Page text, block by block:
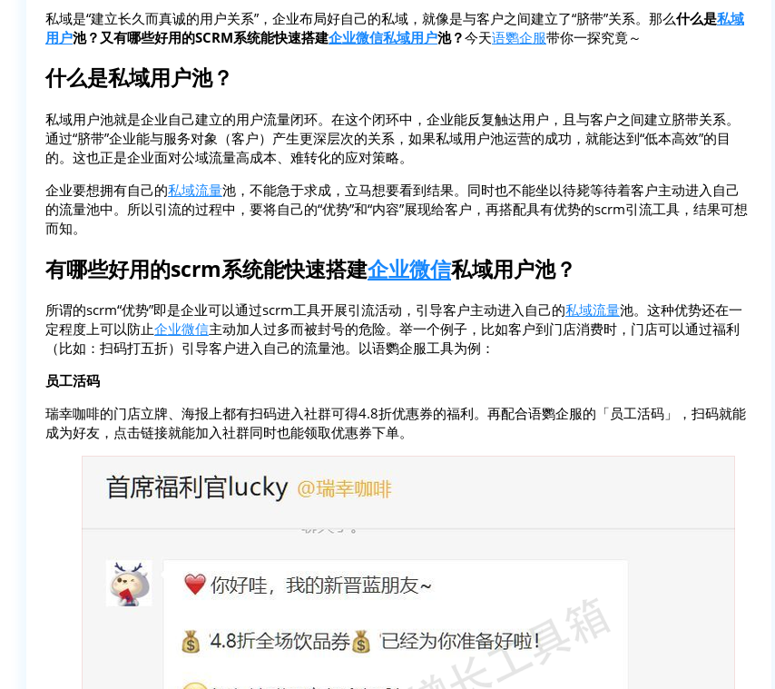
私域是“建立长久而真诚的用户关系”，企业布局好自己的私域，就像是与客户之间建立了“脐带”关系。那么什么是私域
用户池？又有哪些好用的SCRM系统能快速搭建企业微信私域用户池？今天语鹦企服带你一探究竟～
什么是私域用户池？
私域用户池就是企业自己建立的用户流量闭环。在这个闭环中，企业能反复触达用户，且与客户之间建立脐带关系。
通过“脐带”企业能与服务对象（客户）产生更深层次的关系，如果私域用户池运营的成功，就能达到“低本高效”的目
的。这也正是企业面对公域流量高成本、难转化的应对策略。
企业要想拥有自己的私域流量池，不能急于求成，立马想要看到结果。同时也不能坐以待毙等待着客户主动进入自己
的流量池中。所以引流的过程中，要将自己的“优势”和“内容”展现给客户，再搭配具有优势的scrm引流工具，结果可想
而知。
有哪些好用的scrm系统能快速搭建企业微信私域用户池？
所谓的scrm“优势”即是企业可以通过scrm工具开展引流活动，引导客户主动进入自己的私域流量池。这种优势还在一
定程度上可以防止企业微信主动加人过多而被封号的危险。举一个例子，比如客户到门店消费时，门店可以通过福利
（比如：扫码打五折）引导客户进入自己的流量池。以语鹦企服工具为例：
员工活码
瑞幸咖啡的门店立牌、海报上都有扫码进入社群可得4.8折优惠券的福利。再配合语鹦企服的「员工活码」，扫码就能
成为好友，点击链接就能加入社群同时也能领取优惠券下单。